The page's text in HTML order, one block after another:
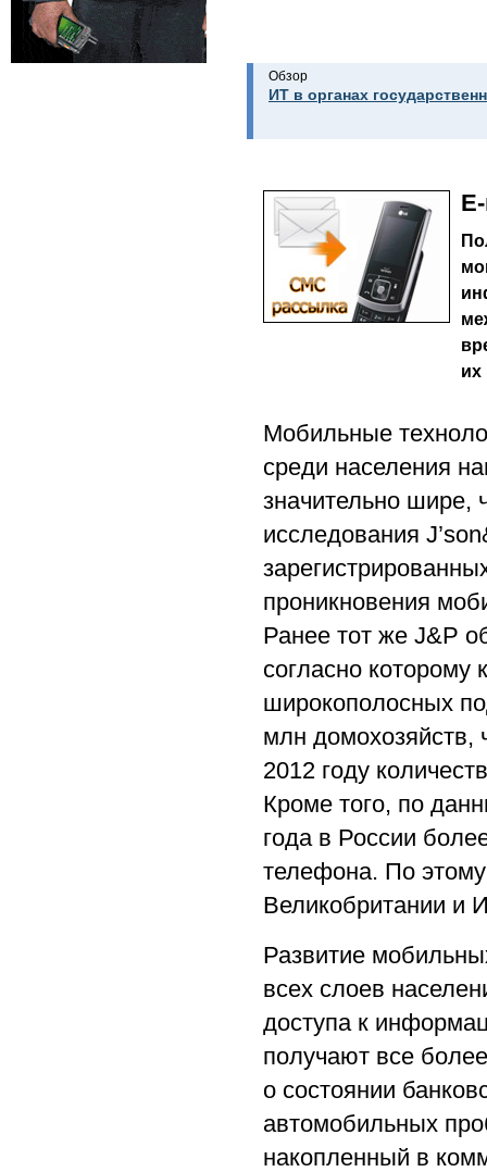
Обзор
ИТ в органах
их
Мобильные
среди населения
значительно шире,
исследования
проникновения
Ранее тот же J&P
согласно которому
широкополосных
млн домохозяйств,
2012 году
Кроме того, по
года в России
телефона. По
Великобритании и
Развитие
всех слоев
доступа к
получают все
о состоянии
автомобильных
накопленный в